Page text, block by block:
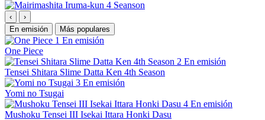
‹
›
En emisión
Más populares
1 En emisión
One Piece
2 En emisión
Tensei Shitara Slime Datta Ken 4th Season
3 En emisión
Yomi no Tsugai
4 En emisión
Mushoku Tensei III Isekai Ittara Honki Dasu